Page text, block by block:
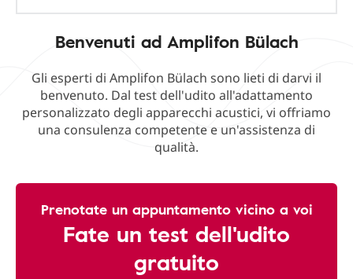
Benvenuti ad Amplifon Bülach
Gli esperti di Amplifon Bülach sono lieti di darvi il
benvenuto. Dal test dell'udito all'adattamento
personalizzato degli apparecchi acustici, vi offriamo
una consulenza competente e un'assistenza di
qualità.
Prenotate un appuntamento vicino a voi
Fate un test dell'udito
gratuito